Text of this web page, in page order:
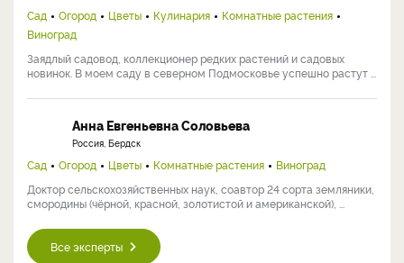
Сад Огород Цветы Кулинария
Комнатные растения
Виноград
Заядлый садовод, коллекционер редких растений и садовых
новинок. В моем саду в северном Подмосковье успешно растут ...
Анна Евгеньевна Соловьева
Россия, Бердск
Сад Огород Цветы Комнатные растения
Виноград
Доктор сельскохозяйственных наук, соавтор 24 сорта земляники,
смородины (чёрной, красной, золотистой и американской), ...
Все эксперты